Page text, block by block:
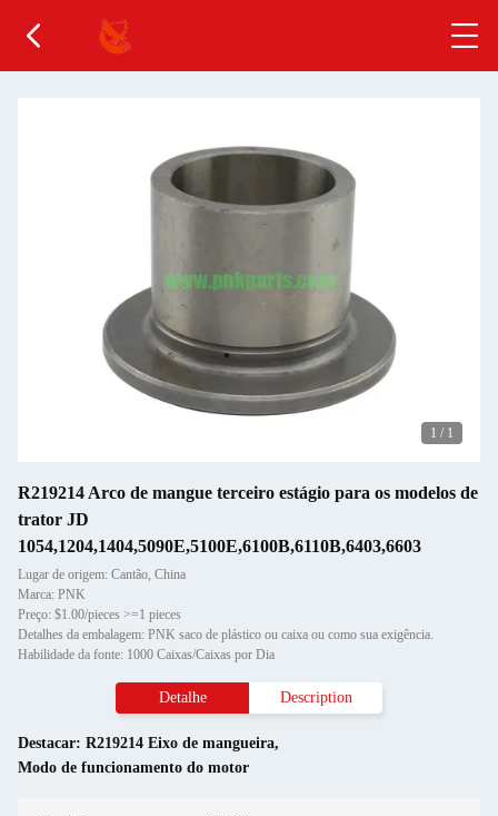
1 / 1
R219214 Arco de mangue terceiro estágio para os modelos de
trator JD
1054,1204,1404,5090E,5100E,6100B,6110B,6403,6603
Lugar de origem: Cantão, China
Marca: PNK
Preço: $1.00/pieces >=1 pieces
Detalhes da embalagem: PNK saco de plástico ou caixa ou como sua exigência.
Habilidade da fonte: 1000 Caixas/Caixas por Dia
Detalhe Description
Destacar: R219214 Eixo de mangueira,
Modo de funcionamento do motor